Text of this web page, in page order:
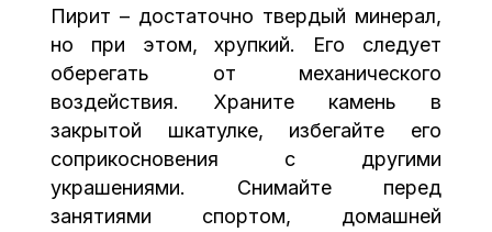
Пирит – достаточно твердый минерал,
но при этом, хрупкий. Его следует
оберегать от механического
воздействия. Храните камень в
закрытой шкатулке, избегайте его
соприкосновения с другими
украшениями. Снимайте перед
занятиями спортом, домашней